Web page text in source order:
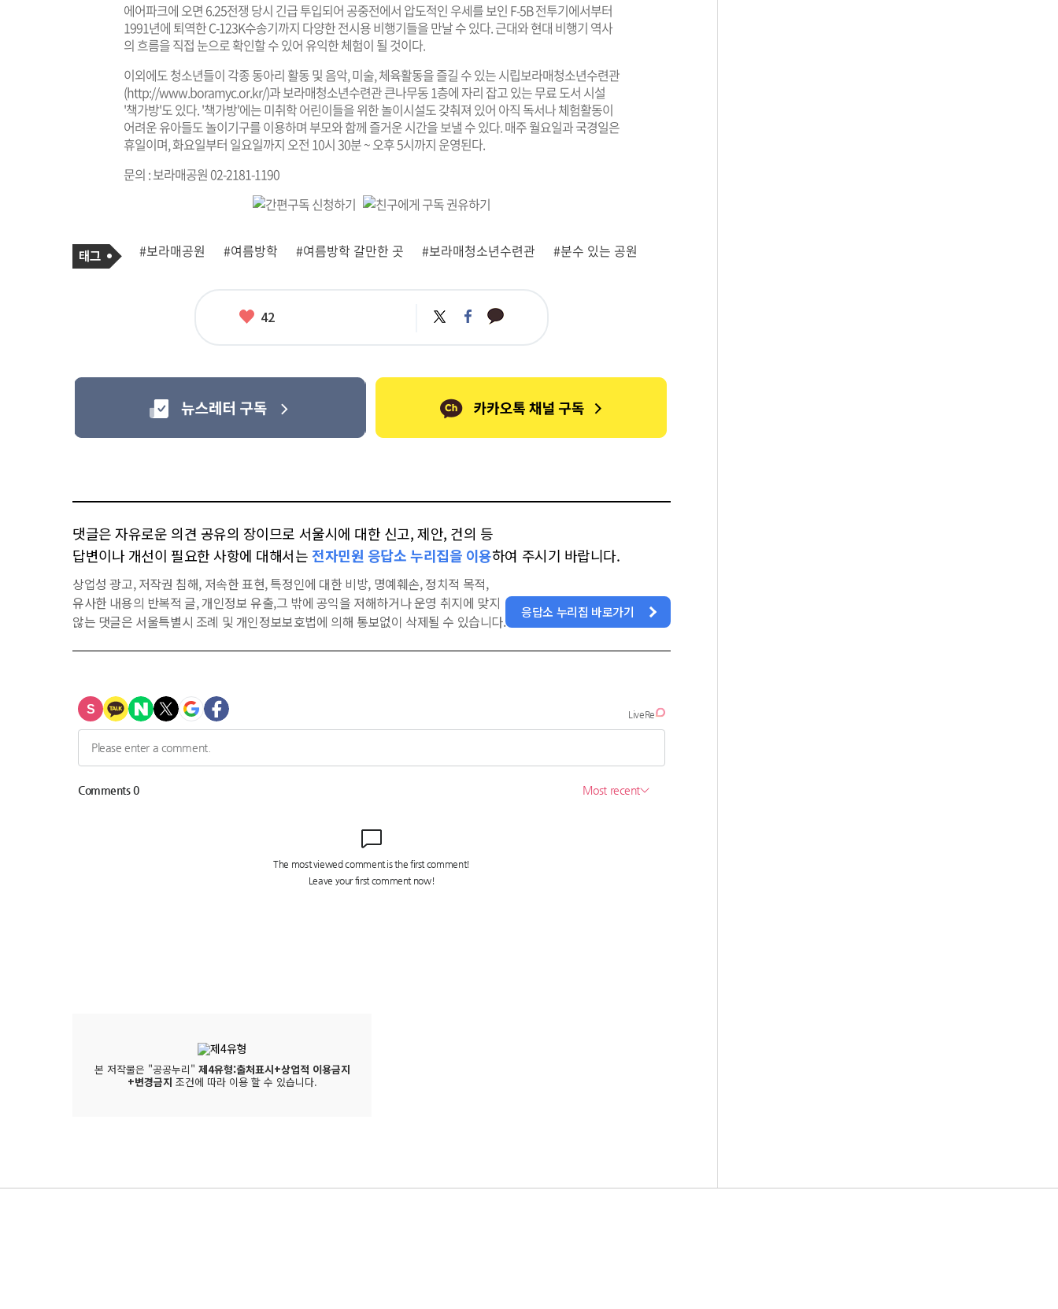
에어파크에 오면 6.25전쟁 당시 긴급 투입되어 공중전에서 압도적인 우세를 보인 F-5B 전투기에서부터
1991년에 퇴역한 C-123K수송기까지 다양한 전시용 비행기들을 만날 수 있다. 근대와 현대 비행기 역사
의 흐름을 직접 눈으로 확인할 수 있어 유익한 체험이 될 것이다.
이외에도 청소년들이 각종 동아리 활동 및 음악, 미술, 체육활동을 즐길 수 있는 시립보라매청소년수련관
(http://www.boramyc.or.kr/)과 보라매청소년수련관 큰나무동 1층에 자리 잡고 있는 무료 도서 시설
'책가방'도 있다. '책가방'에는 미취학 어린이들을 위한 놀이시설도 갖춰져 있어 아직 독서나 체험활동이
어려운 유아들도 놀이기구를 이용하며 부모와 함께 즐거운 시간을 보낼 수 있다. 매주 월요일과 국경일은
휴일이며, 화요일부터 일요일까지 오전 10시 30분 ~ 오후 5시까지 운영된다.
문의 : 보라매공원 02-2181-1190
사
태
그
#보라매공원 #여름방학 #여름방학 갈만한 곳 #보라매청소년수련관 #분수 있는 공원
좋
42 트
위
페
이
카
카
댓글은 자유로운 의견 공유의 장이므로 서울시에 대한 신고, 제안, 건의 등
답변이나 개선이 필요한 사항에 대해서는 전자민원 응답소 누리집을 이용하여 주시기 바랍니다.
상업성 광고, 저작권 침해, 저속한 표현, 특정인에 대한 비방, 명예훼손, 정치적 목적,
유사한 내용의 반복적 글, 개인정보 유출,그 밖에 공익을 저해하거나 운영 취지에 맞지
않는 댓글은 서울특별시 조례 및 개인정보보호법에 의해 통보없이 삭제될 수 있습니다.
응답소 누리집 바로가기
본 저작물은 "공공누리" 제4유형:출처표시+상업적 이용금지
+변경금지 조건에 따라 이용 할 수 있습니다.